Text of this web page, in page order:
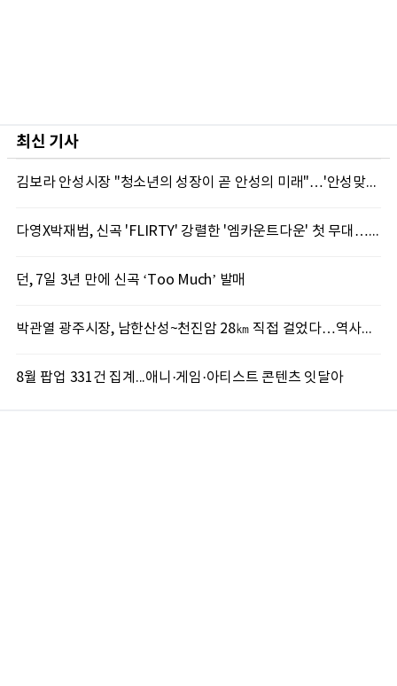
최신 기사
김보라 안성시장 "청소년의 성장이 곧 안성의 미래"…'안성맞춤 스터디랩 구포' 첫걸음
다영X박재범, 신곡 'FLIRTY' 강렬한 '엠카운트다운' 첫 무대…7일 '뮤직뱅크' 출격
던, 7일 3년 만에 신곡 ‘Too Much’ 발매
박관열 광주시장, 남한산성~천진암 28㎞ 직접 걸었다…역사문화 둘레길 조성 '속도'
8월 팝업 331건 집계...애니·게임·아티스트 콘텐츠 잇달아